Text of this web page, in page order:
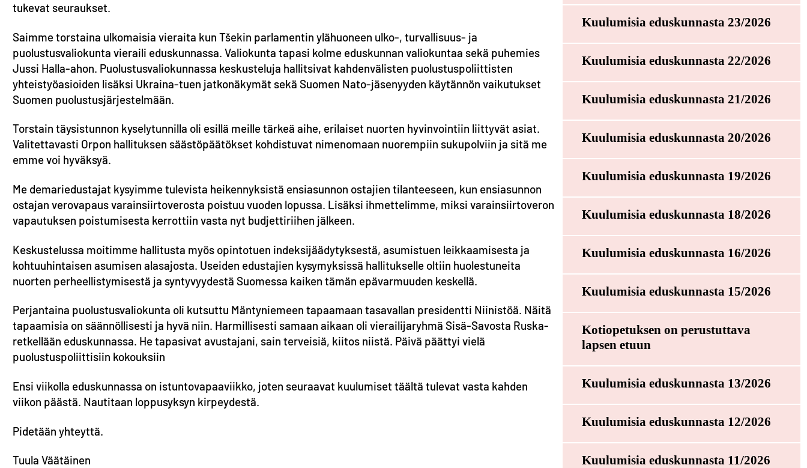
tukevat seuraukset.
Saimme torstaina ulkomaisia vieraita kun Tšekin parlamentin ylähuoneen ulko-, turvallisuus- ja
puolustusvaliokunta vieraili eduskunnassa. Valiokunta tapasi kolme eduskunnan valiokuntaa sekä puhemies
Jussi Halla-ahon. Puolustusvaliokunnassa keskusteluja hallitsivat kahdenvälisten puolustuspoliittisten
yhteistyöasioiden lisäksi Ukraina-tuen jatkonäkymät sekä Suomen Nato-jäsenyyden käytännön vaikutukset
Suomen puolustusjärjestelmään.
Torstain täysistunnon kyselytunnilla oli esillä meille tärkeä aihe, erilaiset nuorten hyvinvointiin liittyvät asiat.
Valitettavasti Orpon hallituksen säästöpäätökset kohdistuvat nimenomaan nuorempiin sukupolviin ja sitä me
emme voi hyväksyä.
Me demariedustajat kysyimme tulevista heikennyksistä ensiasunnon ostajien tilanteeseen, kun ensiasunnon
ostajan verovapaus varainsiirtoverosta poistuu vuoden lopussa. Lisäksi ihmettelimme, miksi varainsiirtoveron
vapautuksen poistumisesta kerrottiin vasta nyt budjettiriihen jälkeen.
Keskustelussa moitimme hallitusta myös opintotuen indeksijäädytyksestä, asumistuen leikkaamisesta ja
kohtuuhintaisen asumisen alasajosta. Useiden edustajien kysymyksissä hallitukselle oltiin huolestuneita
nuorten perheellistymisestä ja syntyvyydestä Suomessa kaiken tämän epävarmuuden keskellä.
Perjantaina puolustusvaliokunta oli kutsuttu Mäntyniemeen tapaamaan tasavallan presidentti Niinistöä. Näitä
tapaamisia on säännöllisesti ja hyvä niin. Harmillisesti samaan aikaan oli vierailijaryhmä Sisä-Savosta Ruska-
retkellään eduskunnassa. He tapasivat avustajani, sain terveisiä, kiitos niistä. Päivä päättyi vielä
puolustuspoliittisiin kokouksiin
Ensi viikolla eduskunnassa on istuntovapaaviikko, joten seuraavat kuulumiset täältä tulevat vasta kahden
viikon päästä. Nautitaan loppusyksyn kirpeydestä.
Pidetään yhteyttä.
Tuula Väätäinen
Kuulumisia eduskunnasta 23/2026
Kuulumisia eduskunnasta 22/2026
Kuulumisia eduskunnasta 21/2026
Kuulumisia eduskunnasta 20/2026
Kuulumisia eduskunnasta 19/2026
Kuulumisia eduskunnasta 18/2026
Kuulumisia eduskunnasta 16/2026
Kuulumisia eduskunnasta 15/2026
Kotiopetuksen on perustuttava
lapsen etuun
Kuulumisia eduskunnasta 13/2026
Kuulumisia eduskunnasta 12/2026
Kuulumisia eduskunnasta 11/2026